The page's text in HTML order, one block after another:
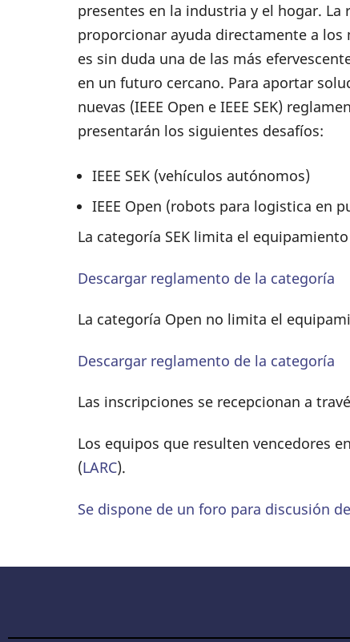
presentes en la industria y el hogar.
proporcionar ayuda directamente a los
es sin duda una de las más
en un futuro cercano. Para aportar
nuevas (IEEE Open e IEEE SEK)
presentarán los siguientes desafíos:
IEEE SEK (vehículos autónomos)
IEEE Open (robots para logistica en
La categoría SEK limita el
Descargar reglamento de la categoría
La categoría Open no limita el
Descargar reglamento de la categoría
Las inscripciones se recepcionan a
Los equipos que resulten vencedores
(LARC).
Se dispone de un foro para discusión